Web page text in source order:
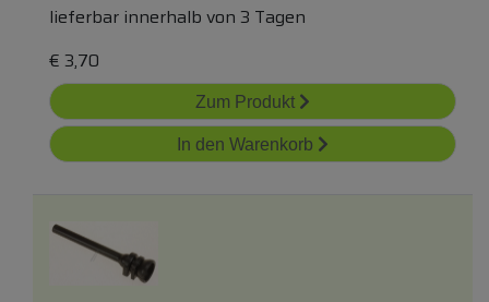
lieferbar innerhalb von 3 Tagen
€ 3,70
Zum Produkt
In den Warenkorb